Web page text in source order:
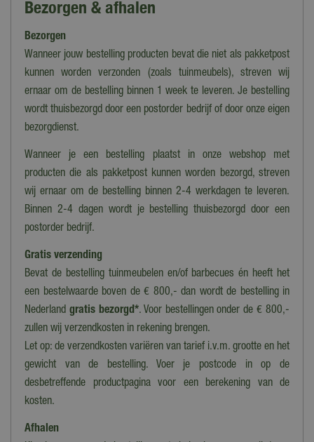
Stompkaars
Soort
Stompkaars
Materiaal
Afmeting
Ø8x15 cm
Hoogte
15-20 cm
Branduren
67
Diameter/Lengte
5-10 cm
Bezorgen & afhalen
Bezorgen
Wanneer jouw bestelling producten bevat die niet als pakketpost
kunnen worden verzonden (zoals tuinmeubels), streven wij
ernaar om de bestelling binnen 1 week te leveren. Je bestelling
wordt thuisbezorgd door een postorder bedrijf of door onze eigen
bezorgdienst.
Wanneer je een bestelling plaatst in onze webshop met
producten die als pakketpost kunnen worden bezorgd, streven
wij ernaar om de bestelling binnen 2-4 werkdagen te leveren.
Binnen 2-4 dagen wordt je bestelling thuisbezorgd door een
postorder bedrijf.
Gratis verzending
Bevat de bestelling tuinmeubelen en/of barbecues én heeft het
een bestelwaarde boven de € 800,- dan wordt de bestelling in
Nederland gratis bezorgd*. Voor bestellingen onder de € 800,-
zullen wij verzendkosten in rekening brengen.
Let op: de verzendkosten variëren van tarief i.v.m. grootte en het
gewicht van de bestelling. Voer je postcode in op de
desbetreffende productpagina voor een berekening van de
kosten.
Afhalen